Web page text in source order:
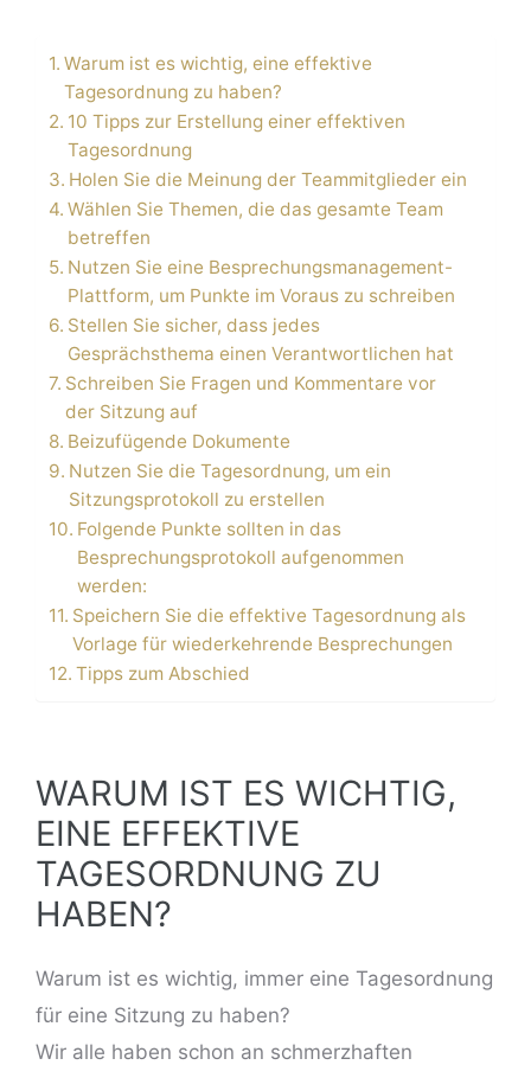
Warum ist es wichtig, eine effektive
Tagesordnung zu haben?
10 Tipps zur Erstellung einer effektiven
Tagesordnung
Holen Sie die Meinung der Teammitglieder ein
Wählen Sie Themen, die das gesamte Team
betreffen
Nutzen Sie eine Besprechungsmanagement-
Plattform, um Punkte im Voraus zu schreiben
Stellen Sie sicher, dass jedes
Gesprächsthema einen Verantwortlichen hat
Schreiben Sie Fragen und Kommentare vor
der Sitzung auf
Beizufügende Dokumente
Nutzen Sie die Tagesordnung, um ein
Sitzungsprotokoll zu erstellen
Folgende Punkte sollten in das
Besprechungsprotokoll aufgenommen
werden:
Speichern Sie die effektive Tagesordnung als
Vorlage für wiederkehrende Besprechungen
Tipps zum Abschied
WARUM IST ES WICHTIG,
EINE EFFEKTIVE
TAGESORDNUNG ZU
HABEN?
Warum ist es wichtig, immer eine Tagesordnung
für eine Sitzung zu haben?
Wir alle haben schon an schmerzhaften